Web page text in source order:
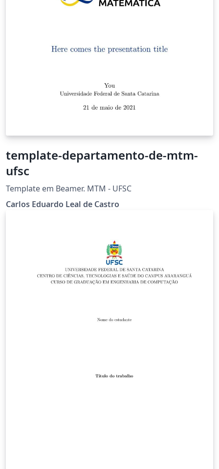
BU/UFSC por Alisson L. Furlani.
template-departamento-de-mtm-
ufsc
Template em Beamer. MTM - UFSC
Carlos Eduardo Leal de Castro